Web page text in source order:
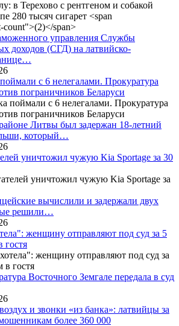
управления Службы
доходов (СГД) на латвийско-
с 6 нелегалами. Прокуратура
пограничников Беларуси
Литвы был задержан 18-летний
который…
уничтожил чужую Kia Sportage за 30
вычислили и задержали двух
решили…
женщину отправляют под суд за 5
гостя
Восточного Земгале передала в суд
и звонки «из банка»: латвийцы за
более 360 000